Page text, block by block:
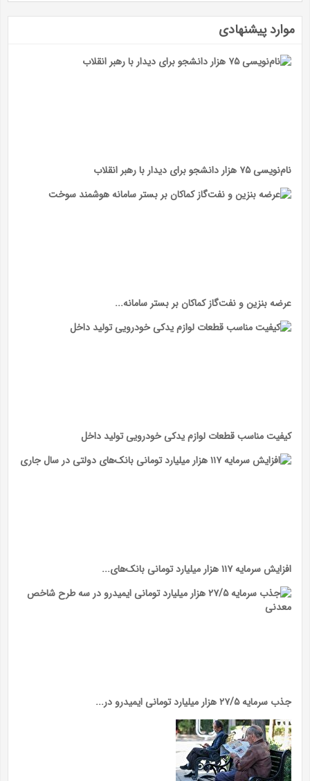
موارد پیشنهادی
نام‌نویسی ۷۵ هزار دانشجو برای دیدار با رهبر انقلاب
عرضه بنزین و نفت‌گاز کماکان بر بستر سامانه...
کیفیت مناسب قطعات لوازم یدکی خودرویی تولید داخل
افزایش سرمایه ۱۱۷ هزار میلیارد تومانی بانک‌های...
جذب سرمایه ۲۷/۵ هزار میلیارد تومانی ایمیدرو در...